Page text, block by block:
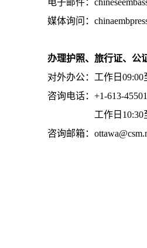
媒体询问：
办理护照、旅行证、公
对外办公：工作日09:00
咨询电话：+1-613-
工作日10:30至
咨询邮箱：